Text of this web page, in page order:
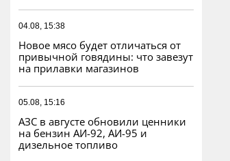
04.08, 15:38
Новое мясо будет отличаться от
привычной говядины: что завезут
на прилавки магазинов
05.08, 15:16
АЗС в августе обновили ценники
на бензин АИ-92, АИ-95 и
дизельное топливо